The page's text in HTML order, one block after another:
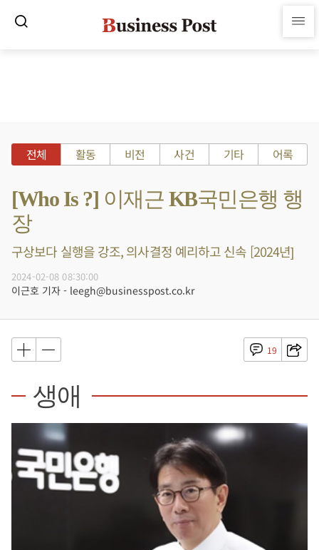
전체 활동 비전 사건 기타 어록
[Who Is ?] 이재근 KB국민은행 행
장
구상보다 실행을 강조, 의사결정 예리하고 신속 [2024년]
2024-02-08 08:30:00
이근호 기자 - leegh@businesspost.co.kr
19
생애